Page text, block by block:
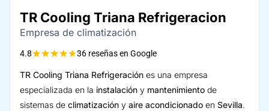
TR Cooling Triana Refrigeracion
Empresa de climatización
4.8★★★★★36 reseñas en Google
TR Cooling Triana Refrigeración es una empresa
especializada en la instalación y mantenimiento de
sistemas de climatización y aire acondicionado en Sevilla.